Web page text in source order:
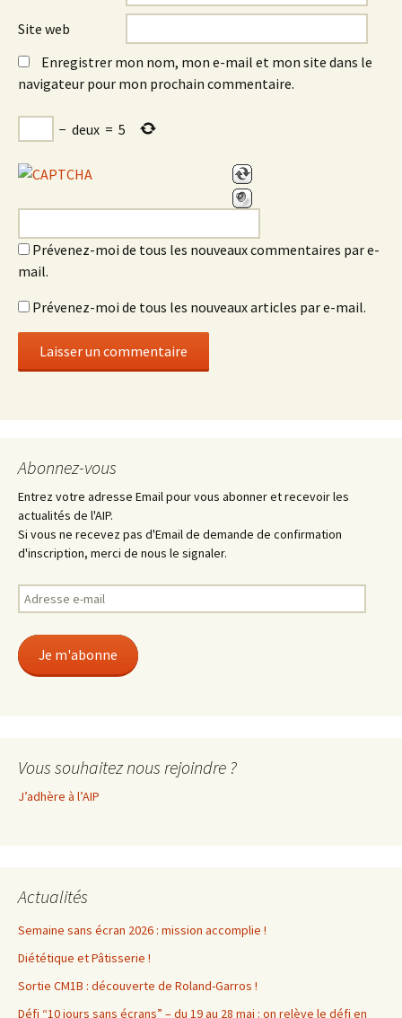
Site web
Enregistrer mon nom, mon e-mail et mon site dans le
navigateur pour mon prochain commentaire.
− deux = 5
Prévenez-moi de tous les nouveaux commentaires par e-
mail.
Prévenez-moi de tous les nouveaux articles par e-mail.
Abonnez-vous
Entrez votre adresse Email pour vous abonner et recevoir les
actualités de l'AIP.
Si vous ne recevez pas d'Email de demande de confirmation
d'inscription, merci de nous le signaler.
Adresse
e-
Je m'abonne
Vous souhaitez nous rejoindre ?
J’adhère à l’AIP
Actualités
Semaine sans écran 2026 : mission accomplie !
Diététique et Pâtisserie !
Sortie CM1B : découverte de Roland-Garros !
Défi “10 jours sans écrans” – du 19 au 28 mai : on relève le défi en